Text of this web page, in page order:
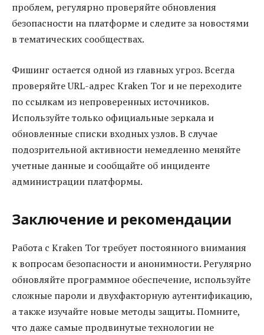
проблем, регулярно проверяйте обновления
безопасности на платформе и следите за новостями
в тематических сообществах.
Фишинг остается одной из главных угроз. Всегда
проверяйте URL-адрес Kraken Tor и не переходите
по ссылкам из непроверенных источников.
Используйте только официальные зеркала и
обновленные списки входных узлов. В случае
подозрительной активности немедленно меняйте
учетные данные и сообщайте об инциденте
администрации платформы.
Заключение и рекомендации
Работа с Kraken Tor требует постоянного внимания
к вопросам безопасности и анонимности. Регулярно
обновляйте программное обеспечение, используйте
сложные пароли и двухфакторную аутентификацию,
а также изучайте новые методы защиты. Помните,
что даже самые продвинутые технологии не